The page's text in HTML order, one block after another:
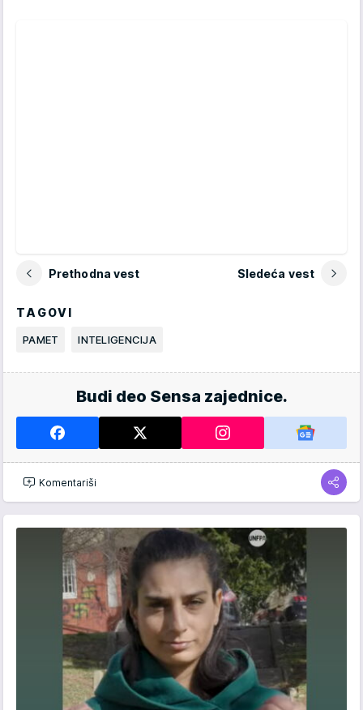
Prethodna vest Sledeća vest
TAGOVI
PAMET INTELIGENCIJA
Budi deo Sensa zajednice.
Komentariši